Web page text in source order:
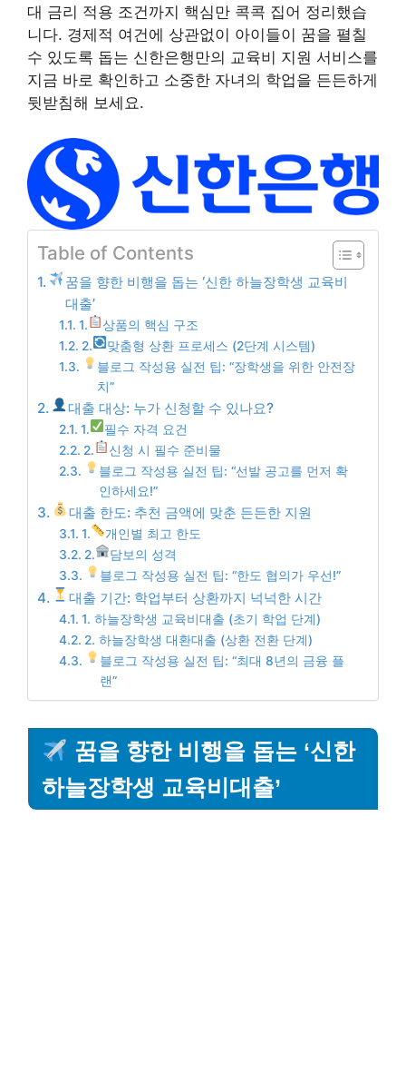
대 금리 적용 조건까지 핵심만 콕콕 집어 정리했습
니다. 경제적 여건에 상관없이 아이들이 꿈을 펼칠
수 있도록 돕는 신한은행만의 교육비 지원 서비스를
지금 바로 확인하고 소중한 자녀의 학업을 든든하게
뒷받침해 보세요.
Table of Contents
꿈을 향한 비행을 돕는 ‘신한 하늘장학생 교육비
대출’
1.
상품의 핵심 구조
2.
맞춤형 상환 프로세스 (2단계 시스템)
블로그 작성용 실전 팁: “장학생을 위한 안전장
치”
대출 대상: 누가 신청할 수 있나요?
1.
필수 자격 요건
2.
신청 시 필수 준비물
블로그 작성용 실전 팁: “선발 공고를 먼저 확
인하세요!”
대출 한도: 추천 금액에 맞춘 든든한 지원
1.
개인별 최고 한도
2.
담보의 성격
블로그 작성용 실전 팁: “한도 협의가 우선!”
대출 기간: 학업부터 상환까지 넉넉한 시간
1. 하늘장학생 교육비대출 (초기 학업 단계)
2. 하늘장학생 대환대출 (상환 전환 단계)
블로그 작성용 실전 팁: “최대 8년의 금융 플
랜”
꿈을 향한 비행을 돕는 ‘신한
하늘장학생 교육비대출’